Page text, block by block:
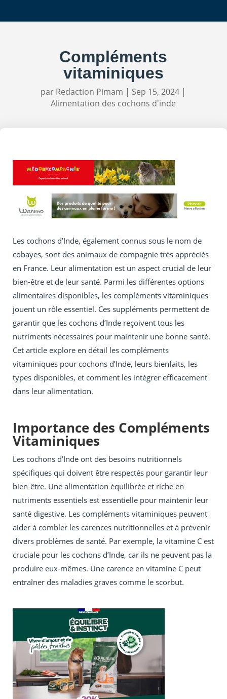
Compléments
vitaminiques
par Redaction Pimam | Sep 15, 2024 |
Alimentation des cochons d'inde
Les cochons d’Inde, également connus sous le nom de
cobayes, sont des animaux de compagnie très appréciés
en France. Leur alimentation est un aspect crucial de leur
bien-être et de leur santé. Parmi les différentes options
alimentaires disponibles, les compléments vitaminiques
jouent un rôle essentiel. Ces suppléments permettent de
garantir que les cochons d’Inde reçoivent tous les
nutriments nécessaires pour maintenir une bonne santé.
Cet article explore en détail les compléments
vitaminiques pour cochons d’Inde, leurs bienfaits, les
types disponibles, et comment les intégrer efficacement
dans leur alimentation.
Importance des Compléments
Vitaminiques
Les cochons d’Inde ont des besoins nutritionnels
spécifiques qui doivent être respectés pour garantir leur
bien-être. Une alimentation équilibrée et riche en
nutriments essentiels est essentielle pour maintenir leur
santé digestive. Les compléments vitaminiques peuvent
aider à combler les carences nutritionnelles et à prévenir
divers problèmes de santé. Par exemple, la vitamine C est
cruciale pour les cochons d’Inde, car ils ne peuvent pas la
produire eux-mêmes. Une carence en vitamine C peut
entraîner des maladies graves comme le scorbut.